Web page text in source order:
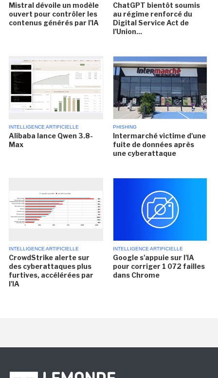
Mistral dévoile un modèle
ouvert pour contrôler les
contenus générés par l'IA
ChatGPT bientôt soumis
au régime renforcé du
Digital Service Act de
l'Union...
INTELLIGENCE ARTIFICIELLE
Alibaba lance Qwen 3.8-
Max
PHISHING
Intermarché victime d'une
fuite de données après
une cyberattaque
INTELLIGENCE ARTIFICIELLE
CrowdStrike alerte sur
des cyberattaques plus
furtives, accélérées par
l'IA
INTELLIGENCE ARTIFICIELLE
Google s'appuie sur l'IA
pour corriger 1 072 failles
dans Chrome